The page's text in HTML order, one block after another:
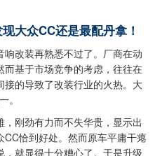
大众CC还是最配丹拿！
改装再熟悉不过了。厂商在动
基于市场竞争的考虑，往往在
的导致了改装行业的火热。大
。
刚劲有力而不失华贵，显示出
恰到好处。然而原车平庸干瘪
就显得十分糟心了。于是升级